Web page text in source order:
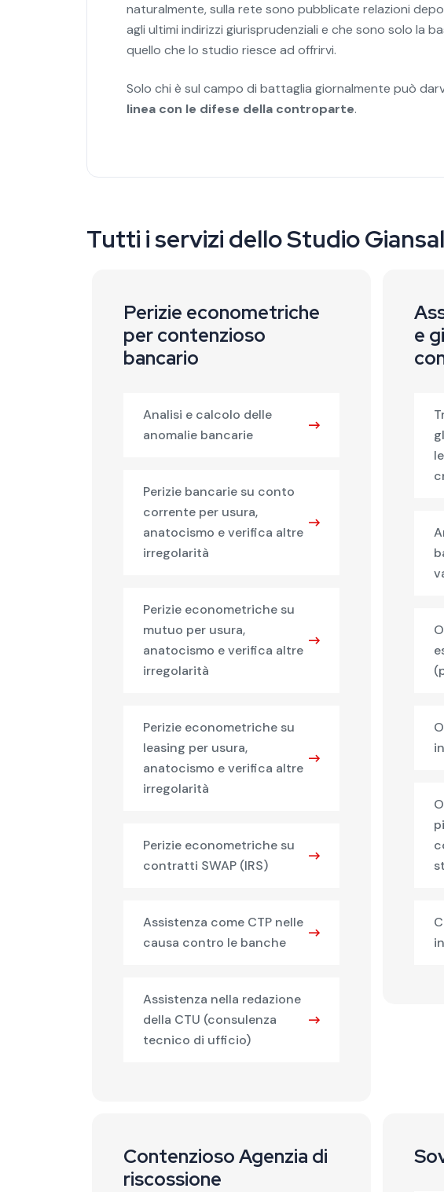
naturalmente, sulla rete sono pubblicate relazioni
agli ultimi indirizzi giurisprudenziali e che sono solo la
quello che lo studio riesce ad offrirvi.
Solo chi è sul campo di battaglia giornalmente può
linea con le difese della controparte.
Tutti i servizi dello Studio
Perizie econometriche
per contenzioso
bancario
Analisi e calcolo delle
anomalie bancarie
Perizie bancarie su conto
corrente per usura,
anatocismo e verifica altre
irregolarità
Perizie econometriche su
mutuo per usura,
anatocismo e verifica altre
irregolarità
Perizie econometriche su
leasing per usura,
anatocismo e verifica altre
irregolarità
Perizie econometriche su
contratti SWAP (IRS)
Assistenza come CTP nelle
causa contro le banche
Assistenza nella redazione
della CTU (consulenza
tecnico di ufficio)
e
Contenzioso Agenzia di
riscossione